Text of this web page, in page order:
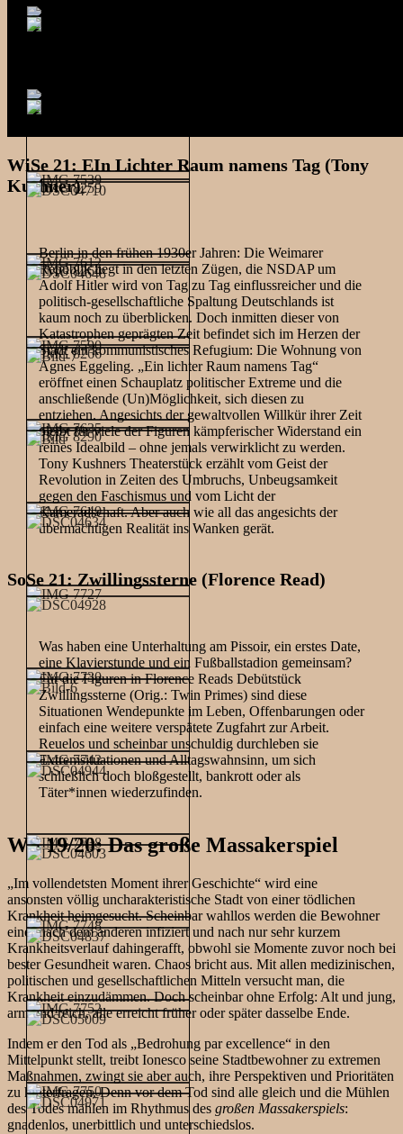
WiSe 21: EIn Lichter Raum namens Tag (Tony
Kushner)
Berlin in den frühen 1930er Jahren: Die Weimarer
Republik liegt in den letzten Zügen, die NSDAP um
Adolf Hitler wird von Tag zu Tag einflussreicher und die
politisch-gesellschaftliche Spaltung Deutschlands ist
kaum noch zu überblicken. Doch inmitten dieser von
Katastrophen geprägten Zeit befindet sich im Herzen der
Stadt ein kommunistisches Refugium: Die Wohnung von
Agnes Eggeling. „Ein lichter Raum namens Tag“
eröffnet einen Schauplatz politischer Extreme und die
anschließende (Un)Möglichkeit, sich diesen zu
entziehen. Angesichts der gewaltvollen Willkür ihrer Zeit
bleibt für viele der Figuren kämpferischer Widerstand ein
reines Idealbild – ohne jemals verwirklicht zu werden.
Tony Kushners Theaterstück erzählt vom Geist der
Revolution in Zeiten des Umbruchs, Unbeugsamkeit
gegen den Faschismus und vom Licht der
Kameradschaft. Aber auch wie all das angesichts der
übermächtigen Realität ins Wanken gerät.
SoSe 21: Zwillingssterne (Florence Read)
Was haben eine Unterhaltung am Pissoir, ein erstes Date,
eine Klavierstunde und ein Fußballstadion gemeinsam?
Für die Figuren in Florence Reads Debütstück
Zwillingssterne (Orig.: Twin Primes) sind diese
Situationen Wendepunkte im Leben, Offenbarungen oder
einfach eine weitere verspätete Zugfahrt zur Arbeit.
Reuelos und scheinbar unschuldig durchleben sie
Extremsituationen und Alltagswahnsinn, um sich
schließlich doch bloßgestellt, bankrott oder als
Täter*innen wiederzufinden.
WS 19/20: Das große Massakerspiel
„Im vollendetsten Moment ihrer Geschichte“ wird eine
ansonsten völlig uncharakteristische Stadt von einer tödlichen
Krankheit heimgesucht. Scheinbar wahllos werden die Bewohner
einer nach dem anderen infiziert und nach nur sehr kurzem
Krankheitsverlauf dahingerafft, obwohl sie Momente zuvor noch bei
bester Gesundheit waren. Chaos bricht aus. Mit allen medizinischen,
politischen und gesellschaftlichen Mitteln versucht man, die
Krankheit einzudämmen. Doch scheinbar ohne Erfolg: Alt und jung,
arm und reich, alle erreicht früher oder später dasselbe Ende.
Indem er den Tod als „Bedrohung par excellence“ in den
Mittelpunkt stellt, treibt Ionesco seine Stadtbewohner zu extremen
Maßnahmen, zwingt sie aber auch, ihre Perspektiven und Prioritäten
zu hinterfragen. Denn vor dem Tod sind alle gleich und die Mühlen
des Todes mahlen im Rhythmus des großen Massakerspiels:
gnadenlos, unerbittlich und unterschiedslos.